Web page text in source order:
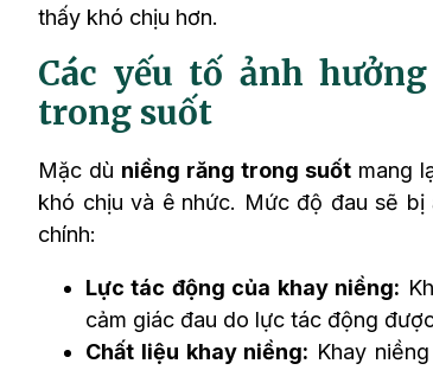
thấy khó chịu hơn.
Các yếu tố ảnh
trong suốt
Mặc dù niềng răng trong suốtmang
khó chịu và ê nhức. Mức độ đau sẽ
chính:
Lực tác động của khay niềng:
cảm giác đau do lực tác động
Chất liệu khay niềng: Khay